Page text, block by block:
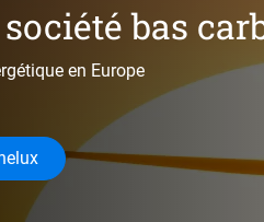
bas
en Europe